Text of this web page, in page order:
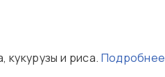
и риса. Подробнее